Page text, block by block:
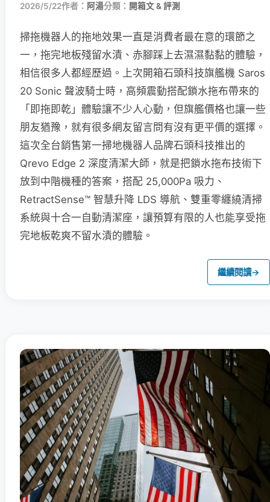
2026/5/22作者： 阿湯分類： 開箱文 & 評測
掃拖機器人的拖地效果一直是消費者最在意的環節之
一，拖完地板殘留水漬、赤腳踩上去濕濕黏黏的體驗，
相信很多人都經歷過。上次開箱石頭科技旗艦機 Saros
20 Sonic 聲波騎士時，高頻震動搭配鎖水拖布帶來的
「即拖即乾」體驗讓不少人心動，但旗艦價格也讓一些
朋友猶豫，就有很多網友留言問有沒有更平價的選擇。
這次全台銷售第一掃地機器人品牌石頭科技推出的
Qrevo Edge 2 深度清潔大師，就是把鎖水拖布技術下
放到中階機種的答案，搭配 25,000Pa 吸力、
RetractSense™ 智慧升降 LDS 導航、雙重零纏繞清掃
系統與十合一自動清潔座，讓預算有限的人也能享受拖
完地板乾爽不留水漬的體驗。
繼續閱讀→